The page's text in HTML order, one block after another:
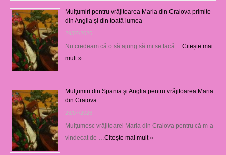
Mulţumiri pentru vrăjitoarea Maria din Craiova primite
din Anglia și din toată lumea
29/07/2026
Nu credeam că o să ajung să mi se facă … Citește mai
mult »
Mulţumiri din Spania şi Anglia pentru vrăjitoarea Maria
din Craiova
28/07/2026
Mulţumesc vrăjitoarei Maria din Craiova pentru că m-a
vindecat de … Citește mai mult »